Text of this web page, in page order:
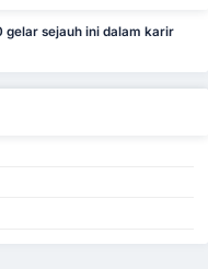
gelar sejauh ini dalam karir